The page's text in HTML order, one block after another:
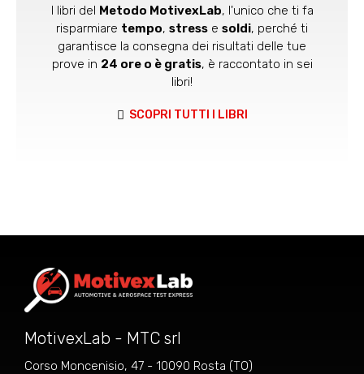
I libri del Metodo MotivexLab, l'unico che ti fa
risparmiare tempo, stress e soldi, perché ti
garantisce la consegna dei risultati delle tue
prove in 24 ore o è gratis, è raccontato in sei
libri!
SCOPRI TUTTI I LIBRI
MotivexLab - MTC srl
Corso Moncenisio, 47 - 10090 Rosta (TO)